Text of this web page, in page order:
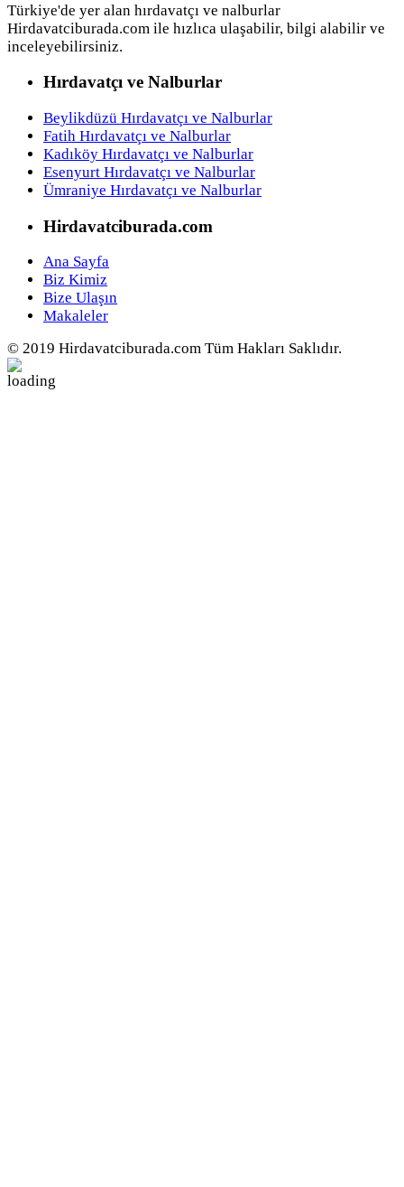
Türkiye'de yer alan hırdavatçı ve nalburlar
Hirdavatciburada.com ile hızlıca ulaşabilir, bilgi alabilir ve
inceleyebilirsiniz.
Hırdavatçı ve Nalburlar
Beylikdüzü Hırdavatçı ve Nalburlar
Fatih Hırdavatçı ve Nalburlar
Kadıköy Hırdavatçı ve Nalburlar
Esenyurt Hırdavatçı ve Nalburlar
Ümraniye Hırdavatçı ve Nalburlar
Hirdavatciburada.com
Ana Sayfa
Biz Kimiz
Bize Ulaşın
Makaleler
© 2019 Hirdavatciburada.com Tüm Hakları Saklıdır.